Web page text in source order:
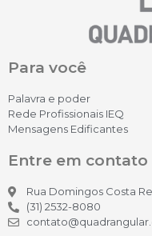
Para você
Palavra e poder
Rede Profissionais IEQ
Mensagens Edificantes
Entre em contato
Rua Domingos Costa
(31) 2532-8080